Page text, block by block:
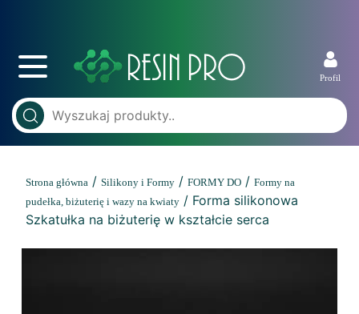
Profil
Strona główna / Silikony i Formy / FORMY DO / Formy na
pudełka, biżuterię i wazy na kwiaty / Forma silikonowa
Szkatułka na biżuterię w kształcie serca